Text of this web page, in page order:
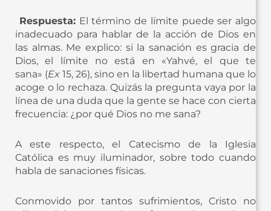
Respuesta:El término de límite puede ser algo
inadecuado para hablar de la acción de Dios en
las almas. Me explico: si la sanación es gracia de
Dios, el límite no está en «Yahvé, el que te
sana» (Ex 15, 26), sino en la libertad humana que lo
acoge o lo rechaza. Quizás la pregunta vaya por la
línea de una duda que la gente se hace con cierta
frecuencia: ¿por qué Dios no me sana?
A este respecto, el Catecismo de la Iglesia
Católica es muy iluminador, sobre todo cuando
habla de sanaciones físicas.
Conmovido por tantos sufrimientos, Cristo no